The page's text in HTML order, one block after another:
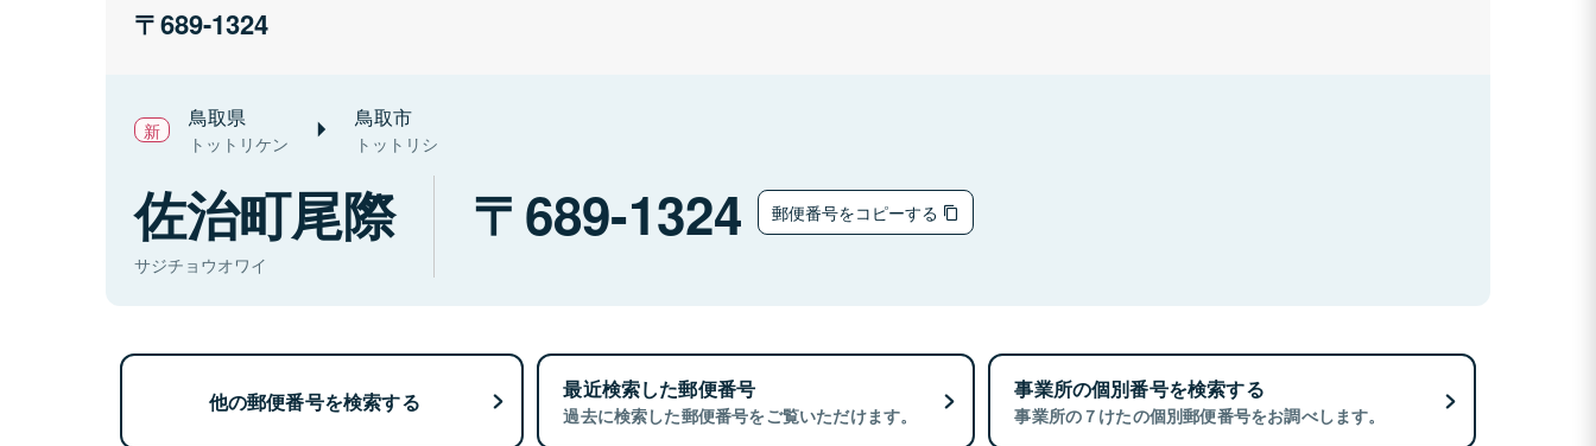
689-1324
鳥取県
トットリケン
鳥取市
トットリシ
佐治町尾際
サジチョウオワイ
689-1324 郵便番号をコピーする
他の郵便番号を検索する 最近検索した郵便番号
過去に検索した郵便番号をご覧いただけます。
事業所の個別番号を検索する
事業所の７けたの個別郵便番号をお調べします。